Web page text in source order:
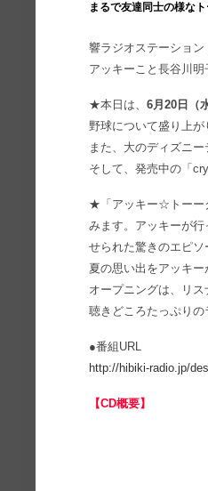
まるで友達同士の様なト
響ラジオステーショ
アッキーこと長谷川
★本日は、6月20日（
野球について盛り上
また、大のディズニ
そして、発売中の「
★「アッキー☆トーー
みます。アッキーが
せられた驚きのエピソ
夏の思い出をアッキー
オープニングは、リ
聴きどころたっぷり
●番組URL
http://hibiki-radio.jp/
【CD概要】